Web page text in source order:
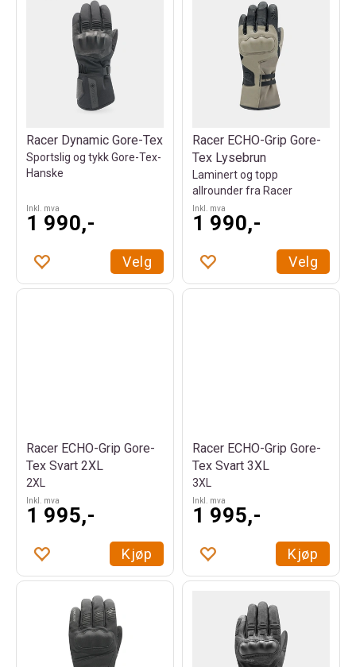
Racer Dynamic Gore-Tex
Sportslig og tykk Gore-Tex-
Hanske
Inkl. mva
1 990,-
Velg
Racer ECHO-Grip Gore-
Tex Lysebrun
Laminert og topp
allrounder fra Racer
Inkl. mva
1 990,-
Velg
Racer ECHO-Grip Gore-
Tex Svart 2XL
2XL
Inkl. mva
1 995,-
Kjøp
Racer ECHO-Grip Gore-
Tex Svart 3XL
3XL
Inkl. mva
1 995,-
Kjøp